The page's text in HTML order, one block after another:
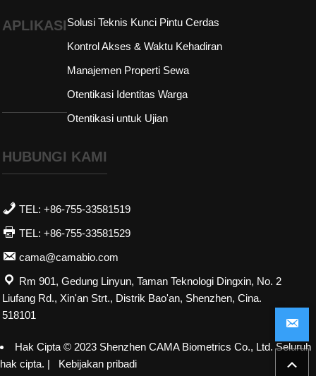
APLIKASISolusi Teknis Kunci Pintu Cerdas
Kontrol Akses & Waktu Kehadiran
Manajemen Properti Sewa
Otentikasi Identitas Warga
Otentikasi untuk Ujian
HUBUNGI KAMI
TEL: +86-755-33581519
TEL: +86-755-33581529
cama@camabio.com
Rm 901, Gedung Linyun, Taman Teknologi Dingxin, No. 2
Liufang Rd., Xin'an Strt., Distrik Bao'an, Shenzhen, Cina.
518101
Hak Cipta © 2023 Shenzhen CAMA Biometrics Co., Ltd. Seluruh
hak cipta. | Kebijakan pribadi